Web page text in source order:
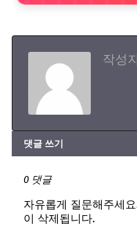
작성
댓글 쓰기
0 댓글
자유롭게 질문해주세
이 삭제됩니다.